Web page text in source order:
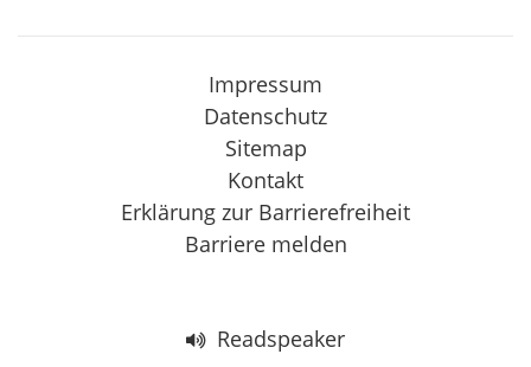
Impressum
Datenschutz
Sitemap
Kontakt
Erklärung zur Barrierefreiheit
Barriere melden
Readspeaker